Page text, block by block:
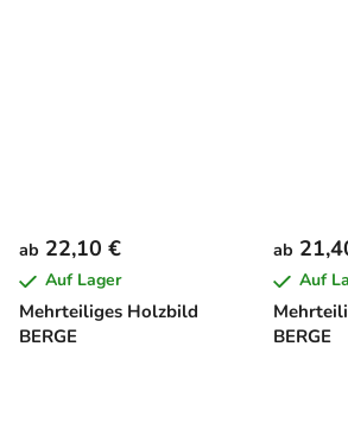
Mehrteiliges Holzbild
BERGE
ab 22,10 €
Auf Lager
BERGE
ab
Auf